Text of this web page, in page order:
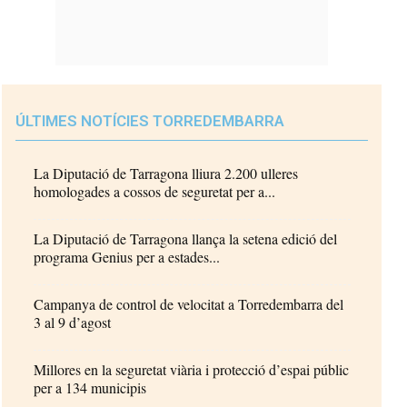
ÚLTIMES NOTÍCIES TORREDEMBARRA
La Diputació de Tarragona lliura 2.200 ulleres
homologades a cossos de seguretat per a...
La Diputació de Tarragona llança la setena edició del
programa Genius per a estades...
Campanya de control de velocitat a Torredembarra del
3 al 9 d’agost
Millores en la seguretat viària i protecció d’espai públic
per a 134 municipis